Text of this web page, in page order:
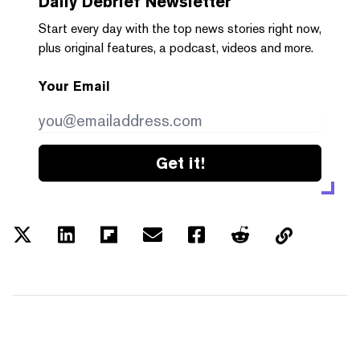
Start every day with the top news stories right now,
plus original features, a podcast, videos and more.
Your Email
Get it!